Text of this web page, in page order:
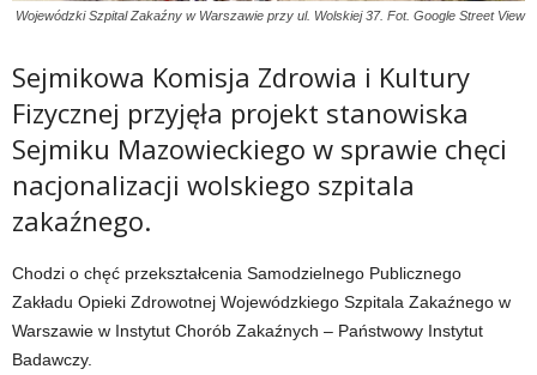
Wojewódzki Szpital Zakaźny w Warszawie przy ul. Wolskiej 37. Fot. Google Street View
Sejmikowa Komisja Zdrowia i Kultury
Fizycznej przyjęła projekt stanowiska
Sejmiku Mazowieckiego w sprawie chęci
nacjonalizacji wolskiego szpitala
zakaźnego.
Chodzi o chęć przekształcenia Samodzielnego Publicznego
Zakładu Opieki Zdrowotnej Wojewódzkiego Szpitala Zakaźnego w
Warszawie w Instytut Chorób Zakaźnych – Państwowy Instytut
Badawczy.